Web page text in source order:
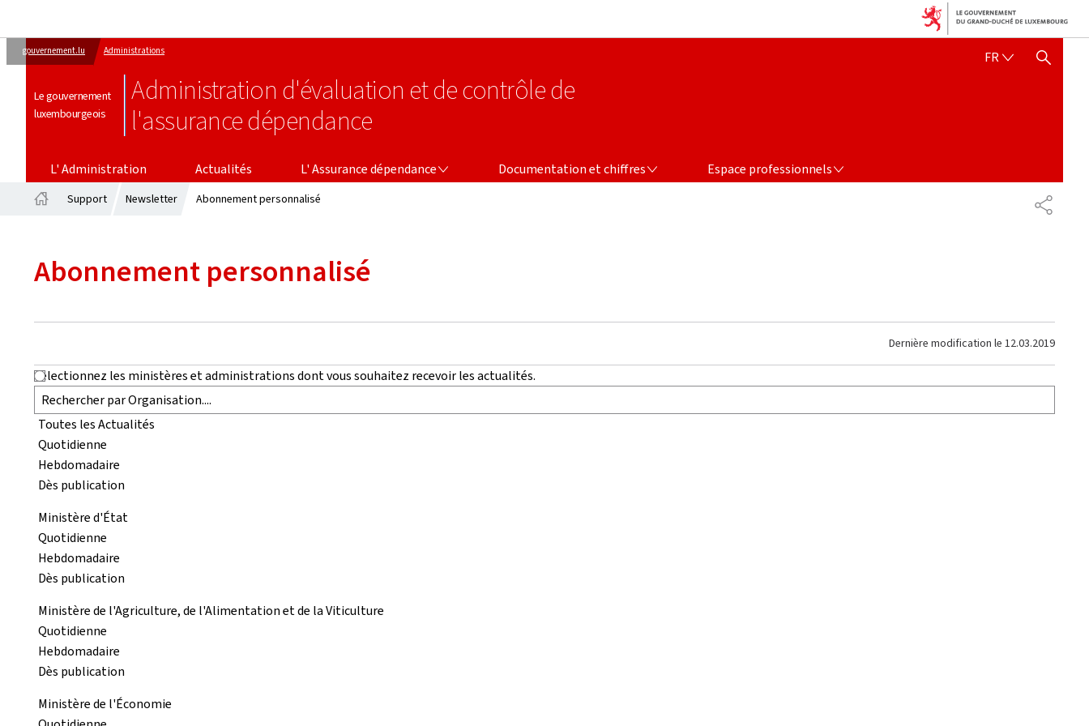
gouvernement.lu Administrations
Le gouvernement
luxembourgeois
Administration d'évaluation et de contrôle de
l'assurance dépendance
FRFRANÇAIS
AFFICHER / MASQUER
L' Administration Actualités L' Assurance dépendance Documentation et chiffres Espace professionnels
Support Newsletter Abonnement personnalisé
Abonnement personnalisé
Dernière modification le 12.03.2019
Sélectionnez les ministères et administrations dont vous souhaitez recevoir les actualités.
Toutes les Actualités
Quotidienne
Hebdomadaire
Dès publication
Ministère d'État
Quotidienne
Hebdomadaire
Dès publication
Ministère de l'Agriculture, de l'Alimentation et de la Viticulture
Quotidienne
Hebdomadaire
Dès publication
Ministère de l'Économie